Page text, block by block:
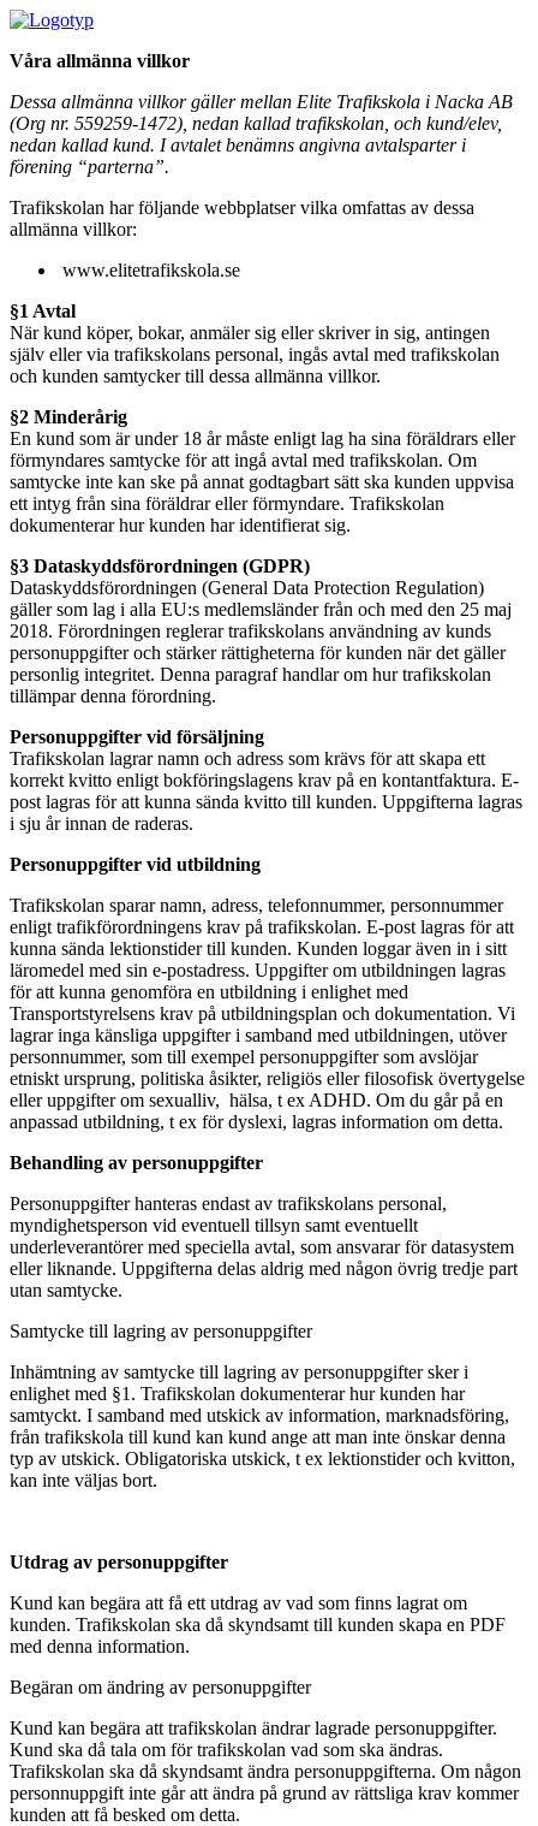
Våra allmänna villkor
Dessa allmänna villkor gäller mellan Elite Trafikskola i Nacka AB
(Org nr. 559259-1472), nedan kallad trafikskolan, och kund/elev,
nedan kallad kund. I avtalet benämns angivna avtalsparter i
förening “parterna”.
Trafikskolan har följande webbplatser vilka omfattas av dessa
allmänna villkor:
www.elitetrafikskola.se
§1 Avtal
När kund köper, bokar, anmäler sig eller skriver in sig, antingen
själv eller via trafikskolans personal, ingås avtal med trafikskolan
och kunden samtycker till dessa allmänna villkor.
§2 Minderårig
En kund som är under 18 år måste enligt lag ha sina föräldrars eller
förmyndares samtycke för att ingå avtal med trafikskolan. Om
samtycke inte kan ske på annat godtagbart sätt ska kunden uppvisa
ett intyg från sina föräldrar eller förmyndare. Trafikskolan
dokumenterar hur kunden har identifierat sig.
§3 Dataskyddsförordningen (GDPR)
Dataskyddsförordningen (General Data Protection Regulation)
gäller som lag i alla EU:s medlemsländer från och med den 25 maj
2018. Förordningen reglerar trafikskolans användning av kunds
personuppgifter och stärker rättigheterna för kunden när det gäller
personlig integritet. Denna paragraf handlar om hur trafikskolan
tillämpar denna förordning.
Personuppgifter vid försäljning
Trafikskolan lagrar namn och adress som krävs för att skapa ett
korrekt kvitto enligt bokföringslagens krav på en kontantfaktura. E-
post lagras för att kunna sända kvitto till kunden. Uppgifterna lagras
i sju år innan de raderas.
Personuppgifter vid utbildning
Trafikskolan sparar namn, adress, telefonnummer, personnummer
enligt trafikförordningens krav på trafikskolan. E-post lagras för att
kunna sända lektionstider till kunden. Kunden loggar även in i sitt
läromedel med sin e-postadress. Uppgifter om utbildningen lagras
för att kunna genomföra en utbildning i enlighet med
Transportstyrelsens krav på utbildningsplan och dokumentation. Vi
lagrar inga känsliga uppgifter i samband med utbildningen, utöver
personnummer, som till exempel personuppgifter som avslöjar
etniskt ursprung, politiska åsikter, religiös eller filosofisk övertygelse
eller uppgifter om sexualliv, hälsa, t ex ADHD. Om du går på en
anpassad utbildning, t ex för dyslexi, lagras information om detta.
Behandling av personuppgifter
Personuppgifter hanteras endast av trafikskolans personal,
myndighetsperson vid eventuell tillsyn samt eventuellt
underleverantörer med speciella avtal, som ansvarar för datasystem
eller liknande. Uppgifterna delas aldrig med någon övrig tredje part
utan samtycke.
Samtycke till lagring av personuppgifter
Inhämtning av samtycke till lagring av personuppgifter sker i
enlighet med §1. Trafikskolan dokumenterar hur kunden har
samtyckt. I samband med utskick av information, marknadsföring,
från trafikskola till kund kan kund ange att man inte önskar denna
typ av utskick. Obligatoriska utskick, t ex lektionstider och kvitton,
kan inte väljas bort.
Utdrag av personuppgifter
Kund kan begära att få ett utdrag av vad som finns lagrat om
kunden. Trafikskolan ska då skyndsamt till kunden skapa en PDF
med denna information.
Begäran om ändring av personuppgifter
Kund kan begära att trafikskolan ändrar lagrade personuppgifter.
Kund ska då tala om för trafikskolan vad som ska ändras.
Trafikskolan ska då skyndsamt ändra personuppgifterna. Om någon
personnuppgift inte går att ändra på grund av rättsliga krav kommer
kunden att få besked om detta.